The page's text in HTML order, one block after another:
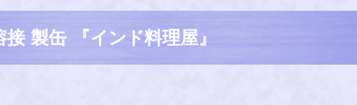
製缶 『インド料理屋』